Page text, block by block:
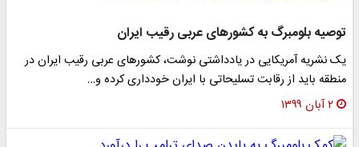
توصیه بلومبرگ به کشورهای عربی رقیب ایران
یک نشریه آمریکایی در یادداشتی نوشت، کشورهای عربی رقیب ایران در
منطقه باید از رقابت تسلیحاتی با ایران خودداری کرده و…
۲ آبان ۱۳۹۹